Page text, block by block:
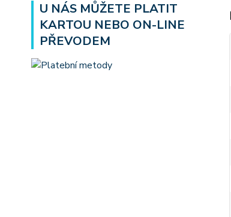
U NÁS MŮŽETE PLATIT
KARTOU NEBO ON-LINE
PŘEVODEM